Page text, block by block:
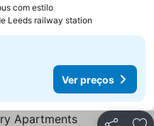
com estilo
Leeds railway station
Ver preços